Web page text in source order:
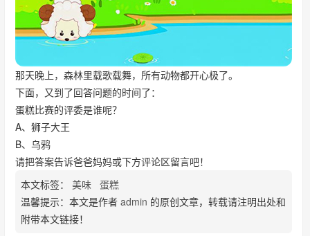
那天晚上，森林里载歌载舞，所有动物都开心极了。
下面，又到了回答问题的时间了：
蛋糕比赛的评委是谁呢？
A、狮子大王
B、乌鸦
请把答案告诉爸爸妈妈或下方评论区留言吧！
本文标签： 美味 蛋糕
温馨提示：本文是作者 admin 的原创文章，转载请注明出处和
附带本文链接！